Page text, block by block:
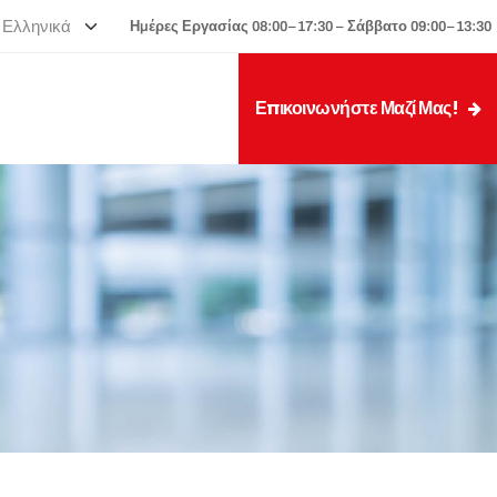
Ημέρες Εργασίας 08:00–17:30 – Σάββατο 09:00–13:30
Επικοινωνήστε Μαζί Μας!